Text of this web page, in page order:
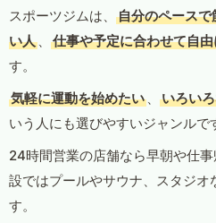
スポーツジムは、
自分のペース
い人 、 仕事や予定に合わせて自
す。
気軽に運動を始めたい 、 いろい
いう人にも選びやすいジャンルで
24時間営業の店舗なら早朝や仕
設ではプールやサウナ、スタジオ
す。